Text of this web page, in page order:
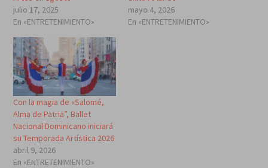
julio 17, 2025
En «ENTRETENIMIENTO»
mayo 4, 2026
En «ENTRETENIMIENTO»
Con la magia de «Salomé,
Alma de Patria”, Ballet
Nacional Dominicano iniciará
su Temporada Artística 2026
abril 9, 2026
En «ENTRETENIMIENTO»